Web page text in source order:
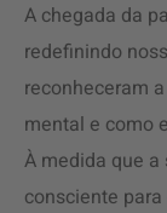
A chegada da
redefinindo
reconheceram
mental e como
À medida que
consciente